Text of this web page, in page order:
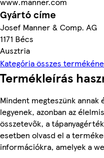
Gyártó címe
Josef Manner & Comp. AG
1171 Bécs
Ausztria
Kategória összes
Termékleírás
Mindent megteszünk
legyenek, azonban az
összetevők, a
esetben olvasd el a
információkra, amelyek a